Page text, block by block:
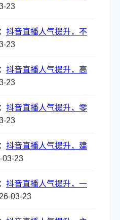
23
： 抖音直播人气提升，不
23
： 抖音直播人气提升，高
23
： 抖音直播人气提升，零
23
： 抖音直播人气提升，建
03-23
： 抖音直播人气提升，一
03-23